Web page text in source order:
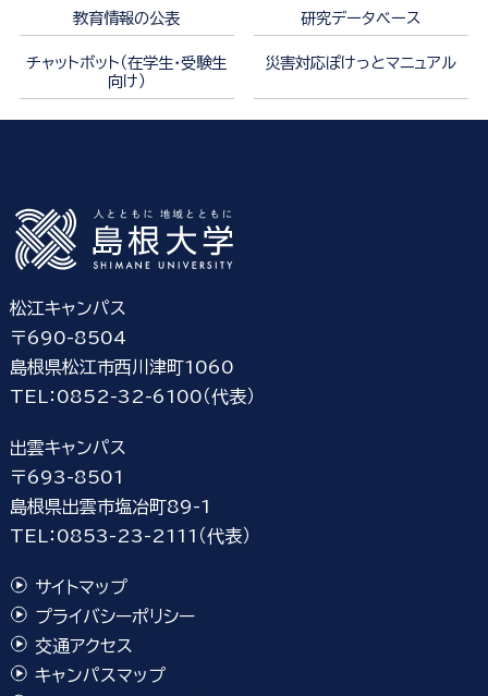
教育情報の公表 研究データベース
チャットボット（在学生・受験生
向け）
災害対応ぽけっとマニュアル
松江キャンパス
〒690-8504
島根県松江市西川津町1060
TEL：0852-32-6100（代表）
出雲キャンパス
〒693-8501
島根県出雲市塩冶町89-1
TEL：0853-23-2111（代表）
サイトマップ
プライバシーポリシー
交通アクセス
キャンパスマップ